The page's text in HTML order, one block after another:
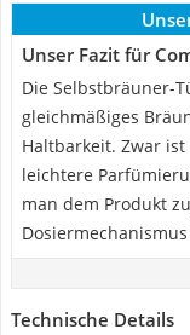
Unser Fazit für
Die Selbstbräuner-
gleichmäßiges
Haltbarkeit. Zwar
leichtere
man dem Produkt
Technische Details